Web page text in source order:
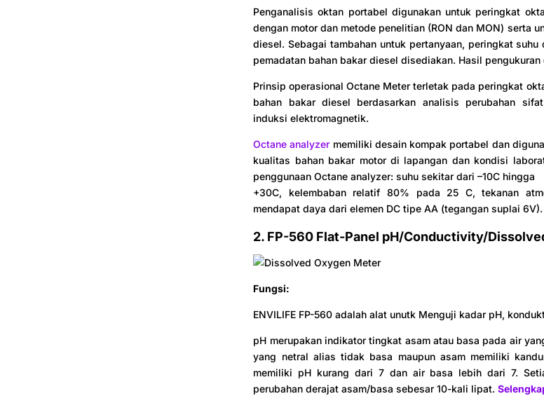
Penganalisis oktan portabel digunakan untuk peringkat
dengan motor dan metode penelitian (RON dan MON) serta
diesel. Sebagai tambahan untuk pertanyaan, peringkat
pemadatan bahan bakar diesel disediakan. Hasil
Prinsip operasional Octane Meter terletak pada peringkat
bahan bakar diesel berdasarkan analisis perubahan
induksi elektromagnetik.
Octane analyzer memiliki desain kompak portabel dan
kualitas bahan bakar motor di lapangan dan kondisi
penggunaan Octane analyzer: suhu sekitar dari –10C hingga
+30C, kelembaban relatif 80% pada 25 C, tekanan
mendapat daya dari elemen DC tipe AA (tegangan suplai
2. FP-560 Flat-Panel pH/Conductivity/
Fungsi:
ENVILIFE FP-560 adalah alat unutk Menguji kadar pH,
pH merupakan indikator tingkat asam atau basa pada air
yang netral alias tidak basa maupun asam memiliki
memiliki pH kurang dari 7 dan air basa lebih dari 7.
perubahan derajat asam/basa sebesar 10-kali lipat.